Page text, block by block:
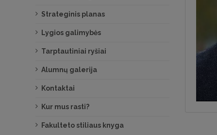
Strateginis planas
Lygios galimybės
Tarptautiniai ryšiai
Alumnų galerija
Kontaktai
Kur mus rasti?
Fakulteto stiliaus knyga